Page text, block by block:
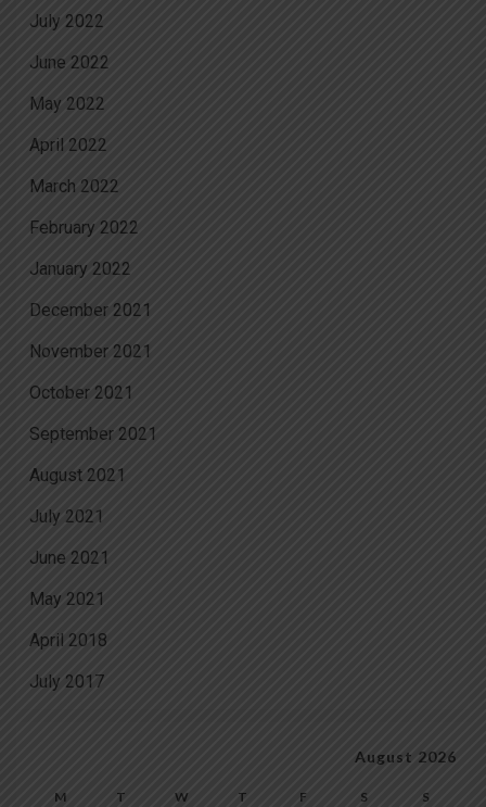
July 2022
June 2022
May 2022
April 2022
March 2022
February 2022
January 2022
December 2021
November 2021
October 2021
September 2021
August 2021
July 2021
June 2021
May 2021
April 2018
July 2017
August 2026
M T W T F S S